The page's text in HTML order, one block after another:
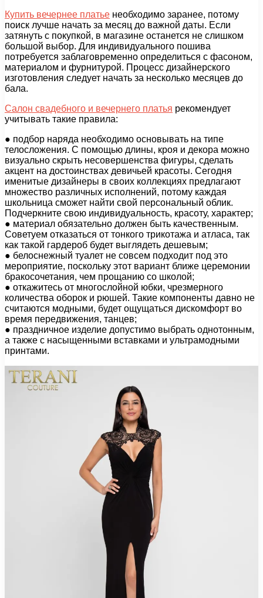
Купить вечернее платье необходимо заранее, потому
поиск лучше начать за месяц до важной даты. Если
затянуть с покупкой, в магазине останется не слишком
большой выбор. Для индивидуального пошива
потребуется заблаговременно определиться с фасоном,
материалом и фурнитурой. Процесс дизайнерского
изготовления следует начать за несколько месяцев до
бала.
Салон свадебного и вечернего платья рекомендует
учитывать такие правила:
● подбор наряда необходимо основывать на типе
телосложения. С помощью длины, кроя и декора можно
визуально скрыть несовершенства фигуры, сделать
акцент на достоинствах девичьей красоты. Сегодня
именитые дизайнеры в своих коллекциях предлагают
множество различных исполнений, потому каждая
школьница сможет найти свой персональный облик.
Подчеркните свою индивидуальность, красоту, характер;
● материал обязательно должен быть качественным.
Советуем отказаться от тонкого трикотажа и атласа, так
как такой гардероб будет выглядеть дешевым;
● белоснежный туалет не совсем подходит под это
мероприятие, поскольку этот вариант ближе церемонии
бракосочетания, чем прощанию со школой;
● откажитесь от многослойной юбки, чрезмерного
количества оборок и рюшей. Такие компоненты давно не
считаются модными, будет ощущаться дискомфорт во
время передвижения, танцев;
● праздничное изделие допустимо выбрать однотонным,
а также с насыщенными вставками и ультрамодными
принтами.